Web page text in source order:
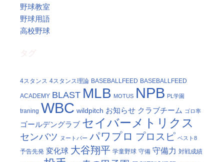
野球教室
野球用語
高校野球
4スタンス 4スタンス理論 BASEBALLFEED BASEBALLFEED
ACADEMY BLAST MLB MOTUS NPB PL学園
traning WBC wildpitch お知らせ クラブチーム ゴロ率
ゴールデングラブ セイバーメトリクス
センバツ ヌートバー パワプロ プロスピ ベスト8
予告先発 変化球 大谷翔平 学童野球 守備 守備力 対戦成績